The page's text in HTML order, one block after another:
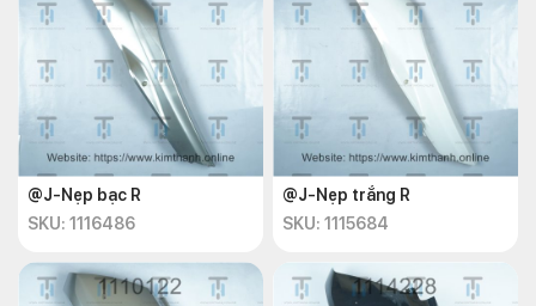
@J-Nẹp bạc R
SKU: 1116486
@J-Nẹp trắng R
SKU: 1115684